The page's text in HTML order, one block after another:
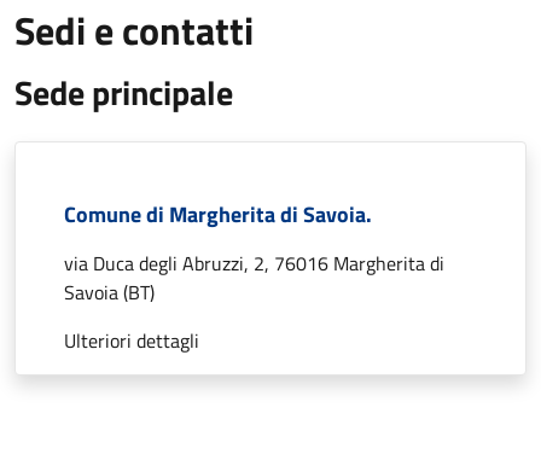
Sedi e contatti
Sede principale
Comune di Margherita di Savoia.
via Duca degli Abruzzi, 2, 76016 Margherita di
Savoia (BT)
Ulteriori dettagli